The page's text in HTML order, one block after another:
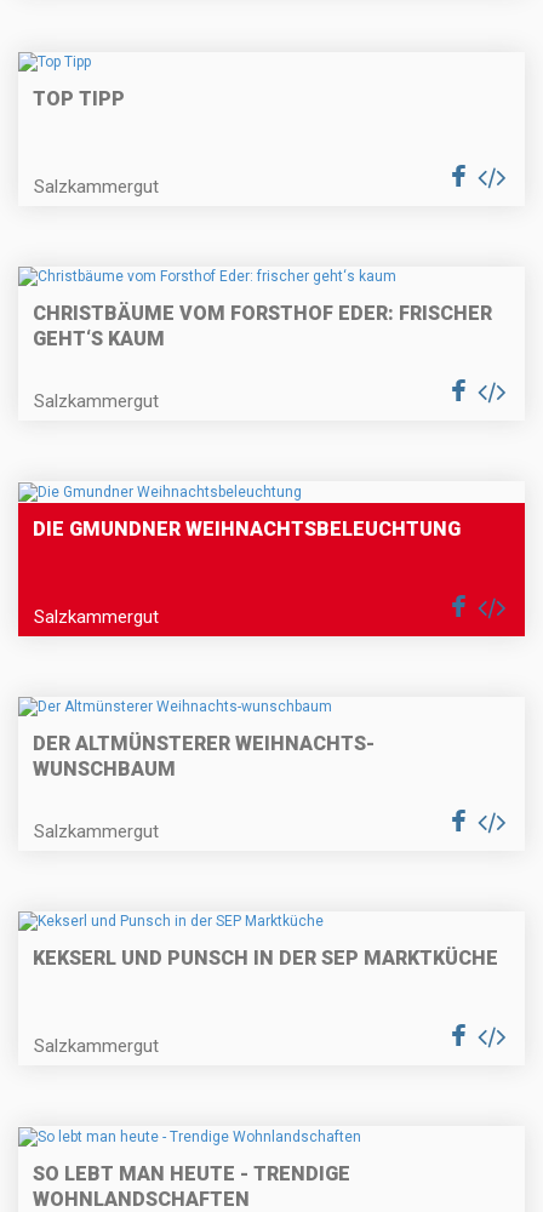
TOP TIPP
Salzkammergut
CHRISTBÄUME VOM FORSTHOF EDER: FRISCHER
GEHT‘S KAUM
Salzkammergut
DIE GMUNDNER WEIHNACHTSBELEUCHTUNG
Salzkammergut
DER ALTMÜNSTERER WEIHNACHTS-
WUNSCHBAUM
Salzkammergut
KEKSERL UND PUNSCH IN DER SEP MARKTKÜCHE
Salzkammergut
SO LEBT MAN HEUTE - TRENDIGE
WOHNLANDSCHAFTEN